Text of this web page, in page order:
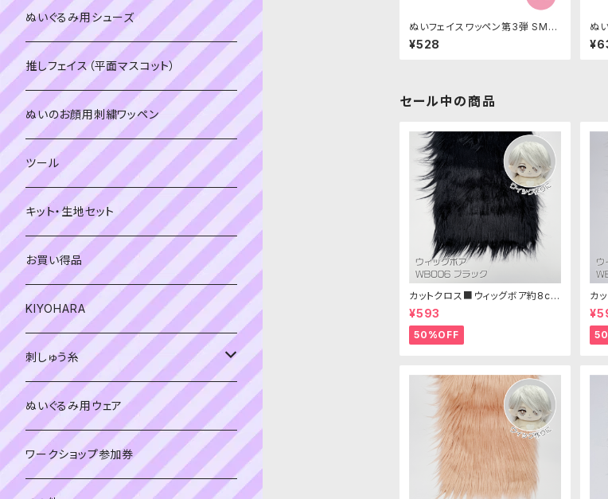
ぬいフェイスワッペン第3弾 SMサ
イズ 各種｜清原株式会社
¥528
ぬ
S
原
セール中の商品
カットクロス■ウィッグボア約8cm
(ブラック)WB006ボア生地 25cm
× 45cm
¥593
50%OFF
カ
(ペ
カーリーベルボア
パウダーボア（4mm）
ウィッグボア（8cm）
赤・ピンク系
紫系
青系
緑系
黄色・クリーム系
ベージュ・ブラウン系
黒・グレー系
オレンジ系
白系
赤・ピンク系
紫系
青系
緑系
黄色・クリーム系
ベージュ・ブラウン系
黒・グレー系
オレンジ系
ミニワッペン
リボン
ぬいぐるみ用シューズ
推しフェイス（平面マスコット）
ぬいのお顔用刺繍ワッペン
ツール
キット・生地セット
お買い得品
KIYOHARA
刺しゅう糸
COSMO 25番刺しゅう糸
ぬいぐるみ用ウェア
ワークショップ参加券